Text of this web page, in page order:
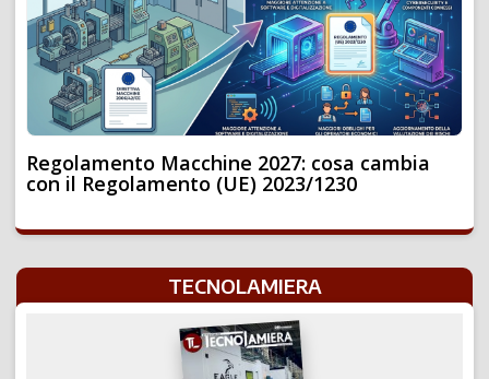
Regolamento Macchine 2027: cosa cambia
con il Regolamento (UE) 2023/1230
TECNOLAMIERA